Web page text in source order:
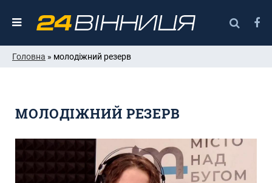
Головна » молодіжний резерв
МОЛОДІЖНИЙ РЕЗЕРВ